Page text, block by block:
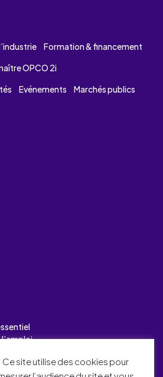
Formation & financement
OPCO 2i
Evénements
Marchés publics
Ce site utilise des cookies pour